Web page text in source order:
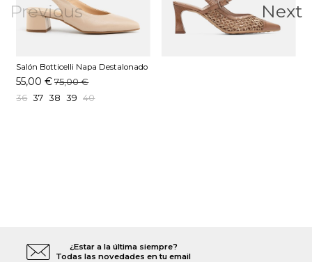
Previous
Salón Botticelli Napa Destalonado
Bloque Nude
55,00 € 75,00 €
36 37 38 39 40
Next
¿Estar a la última siempre?
Todas las novedades en tu email